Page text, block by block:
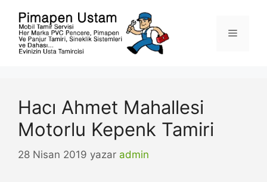
Menü
Hacı Ahmet Mahallesi
Motorlu Kepenk Tamiri
28 Nisan 2019 yazar admin